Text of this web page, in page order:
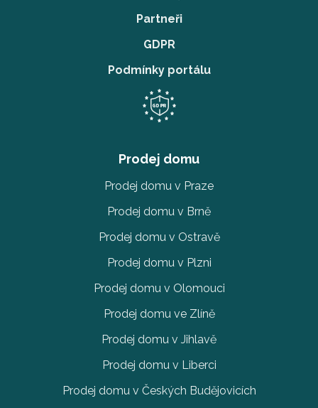
Partneři
GDPR
Podmínky portálu
Prodej domu
Prodej domu v Praze
Prodej domu v Brně
Prodej domu v Ostravě
Prodej domu v Plzni
Prodej domu v Olomouci
Prodej domu ve Zlíně
Prodej domu v Jihlavě
Prodej domu v Liberci
Prodej domu v Českých Budějovicích